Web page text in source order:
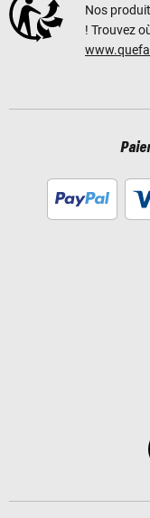
Nos
! Trouvez